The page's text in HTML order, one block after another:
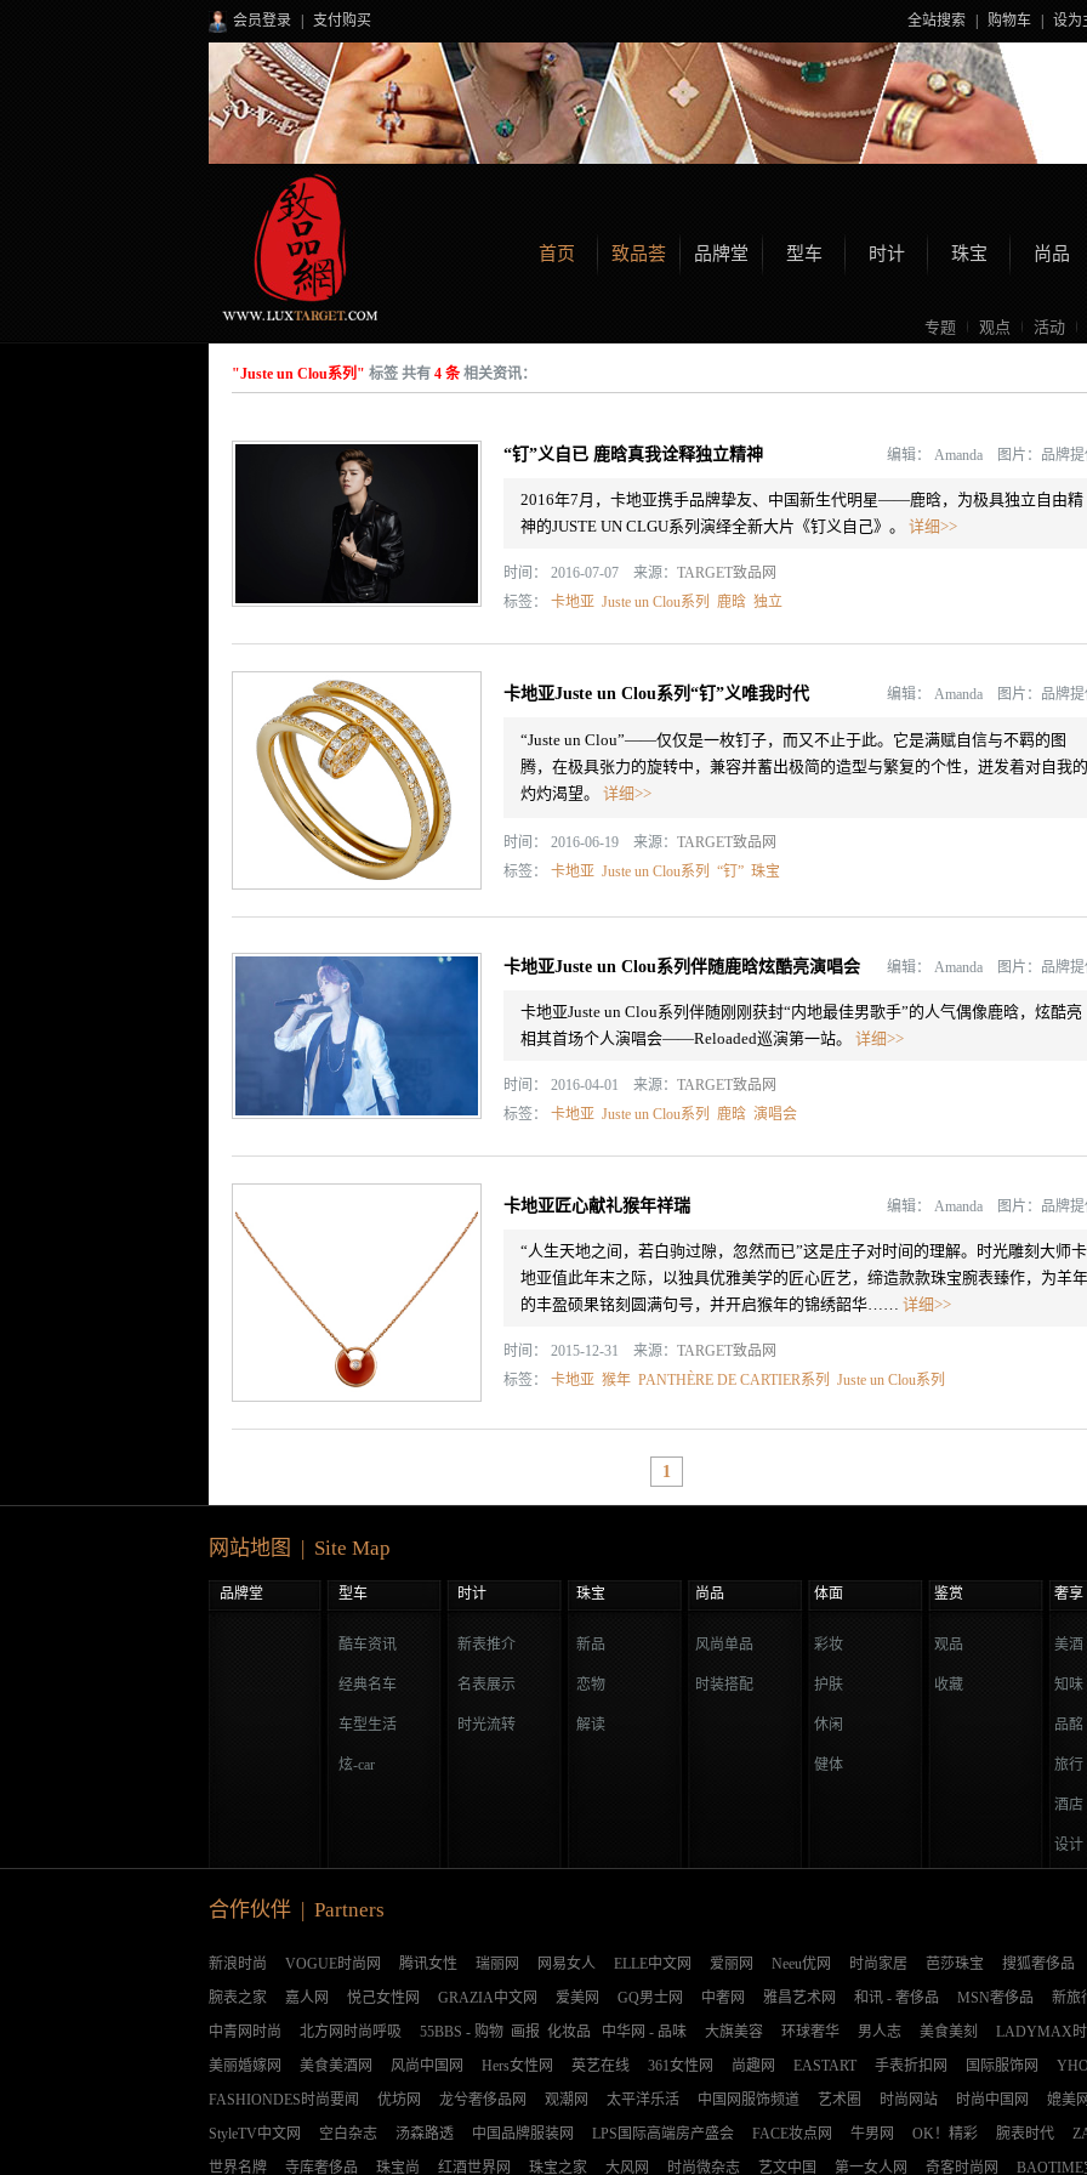
会员登录 支付购买 全站搜索 购物车 设为
首页 致品荟 品牌堂 型车 时计 珠宝 尚品
专题 观点 活动
"Juste un Clou系列" 标签 共有 4 条相关资讯：
“钉”义自已 鹿晗真我诠释独立精神 编辑： Amanda 图片：品牌提
2016年7月，卡地亚携手品牌挚友、中国新生代明星——鹿晗，为极具独立自由精
神的JUSTE UN CLGU系列演绎全新大片《钉义自己》。 详细>>
时间： 2016-07-07 来源： TARGET致品网
标签： 卡地亚 Juste un Clou系列 鹿晗 独立
卡地亚Juste un Clou系列“钉”义唯我时代 编辑： Amanda 图片：品牌提
“Juste un Clou”——仅仅是一枚钉子，而又不止于此。它是满赋自信与不羁的图
腾，在极具张力的旋转中，兼容并蓄出极简的造型与繁复的个性，迸发着对自我的
灼灼渴望。 详细>>
时间： 2016-06-19 来源： TARGET致品网
标签： 卡地亚 Juste un Clou系列 “钉” 珠宝
卡地亚Juste un Clou系列伴随鹿晗炫酷亮演唱会 编辑： Amanda 图片：品牌提
卡地亚Juste un Clou系列伴随刚刚获封“内地最佳男歌手”的人气偶像鹿晗，炫酷亮
相其首场个人演唱会——Reloaded巡演第一站。 详细>>
时间： 2016-04-01 来源： TARGET致品网
标签： 卡地亚 Juste un Clou系列 鹿晗 演唱会
卡地亚匠心献礼猴年祥瑞 编辑： Amanda 图片：品牌提
“人生天地之间，若白驹过隙，忽然而已”这是庄子对时间的理解。时光雕刻大师卡
地亚值此年末之际，以独具优雅美学的匠心匠艺，缔造款款珠宝腕表臻作，为羊年
的丰盈硕果铭刻圆满句号，并开启猴年的锦绣韶华…… 详细>>
时间： 2015-12-31 来源： TARGET致品网
标签： 卡地亚 猴年 PANTHÈRE DE CARTIER系列 Juste un Clou系列
1
网站地图 | Site Map
品牌堂 型车 时计 珠宝 尚品 体面 鉴赏 奢享
酷车资讯
经典名车
车型生活
炫-car
新表推介
名表展示
时光流转
新品
恋物
解读
风尚单品
时装搭配
彩妆
护肤
休闲
健体
观品
收藏
美酒
知味
品酩
旅行
酒店
设计
合作伙伴 | Partners
新浪时尚 VOGUE时尚网 腾讯女性 瑞丽网 网易女人 ELLE中文网 爱丽网 Neeu优网 时尚家居 芭莎珠宝 搜狐奢侈品
腕表之家
嘉人网 悦己女性网 GRAZIA中文网 爱美网 GQ男士网 中奢网 雅昌艺术网 和讯 - 奢侈品 MSN奢侈品 新旅
中青网时尚
北方网时尚呼吸 55BBS - 购物 画报 化妆品 中华网 - 品味 大旗美容 环球奢华 男人志 美食美刻 LADYMAX时
美丽婚嫁网
美食美酒网 风尚中国网 Hers女性网 英艺在线 361女性网 尚趣网 EASTART 手表折扣网 国际服饰网
FASHIONDES时尚要闻
优坊网 龙兮奢侈品网 观潮网 太平洋乐活 中国网服饰频道 艺术圈 时尚网站 时尚中国网 媲美网
StyleTV中文网
空白杂志 汤森路透 中国品牌服装网 LPS国际高端房产盛会 FACE妆点网 牛男网 OK！精彩 腕表时代
世界名牌
寺库奢侈品 珠宝尚 红酒世界网 珠宝之家 大风网 时尚微杂志 艺文中国 第一女人网 奇客时尚网 BAOTIME